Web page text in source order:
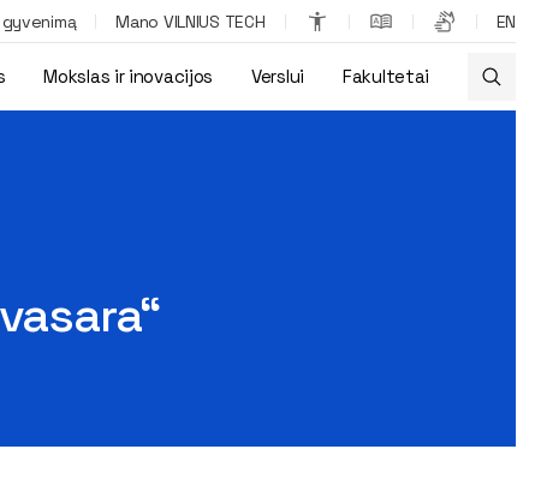
Mano VILNIUS TECH EN
Mokslas ir inovacijos Verslui Fakultetai